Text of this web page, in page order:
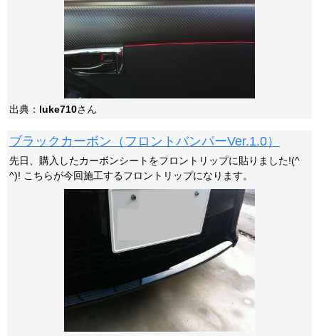
出典： luke710さん
ブラックカーボン（フロントバンパーVer.1.0）
先日、購入したカーボンシートをフロントリップに貼りました!(^
^)! こちらが今回施工するフロントリップになります。